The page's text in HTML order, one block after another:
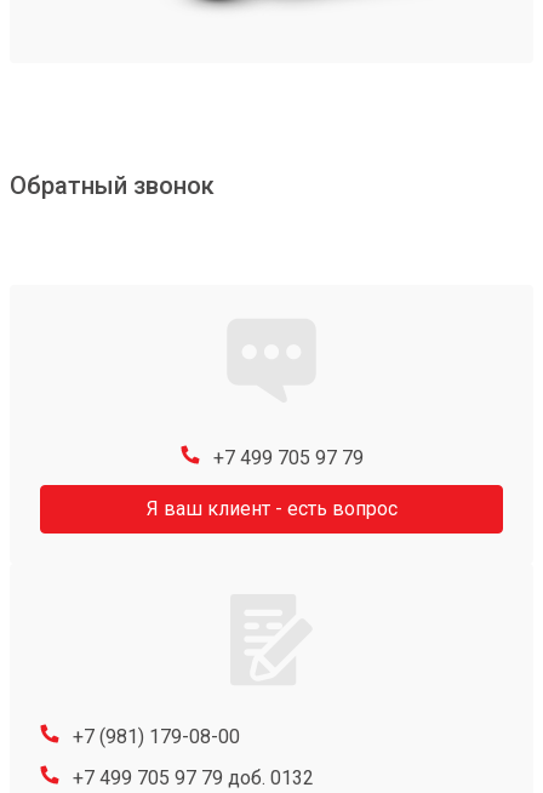
Обратный звонок
+7 499 705 97 79
Я ваш клиент - есть вопрос
+7 (981) 179-08-00
+7 499 705 97 79 доб. 0132